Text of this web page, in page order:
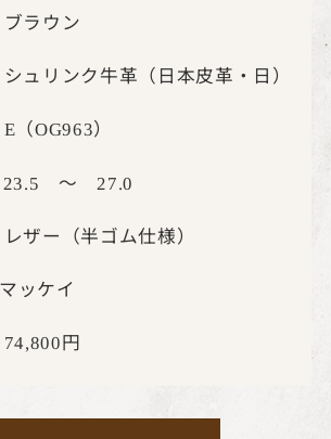
ン
ク牛革（日本皮革・日）
E （OG963）
23.5 ～ 27.0
（半ゴム仕様）
ケイ
74,800円